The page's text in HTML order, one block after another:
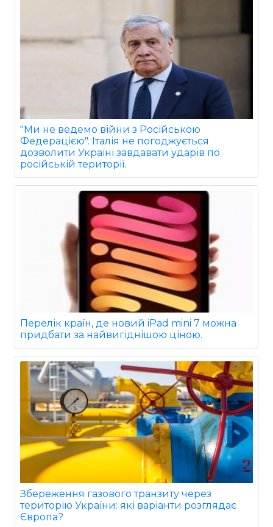
"Ми не ведемо війни з Російською
Федерацією". Італія не погоджується
дозволити Україні завдавати ударів по
російській території.
Перелік країн, де новий iPad mini 7 можна
придбати за найвигіднішою ціною.
Збереження газового транзиту через
територію України: які варіанти розглядає
Європа?